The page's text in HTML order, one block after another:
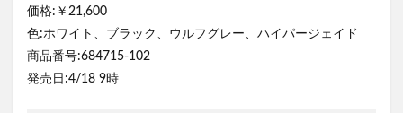
価格:￥21,600
色:ホワイト、ブラック、ウルフグレー、ハイパージェイド
商品番号:684715-102
発売日:4/18 9時